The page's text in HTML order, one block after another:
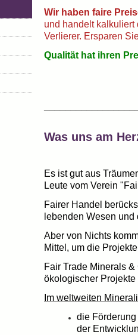
Wir haben faire
und handelt
Verlierer. Ersparen
Qualität hat ihren
Was uns am
Es ist gut aus
Leute vom Verein
Fairer Handel
lebenden Wesen und
Aber von Nichts
Mittel, um die
Fair Trade Minerals
ökologischer Projekte
Im weltweiten
die
der